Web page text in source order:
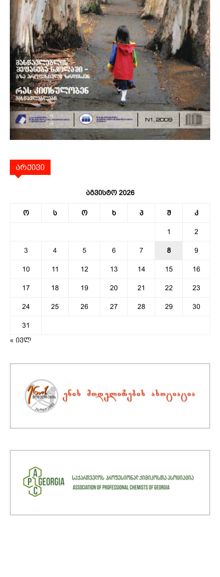
არქივი
აგვისტო 2026
ო ს ო ხ პ შ კ
1 2
3 4 5 6 7 8 9
10 11 12 13 14 15 16
17 18 19 20 21 22 23
24 25 26 27 28 29 30
31
« ივლ